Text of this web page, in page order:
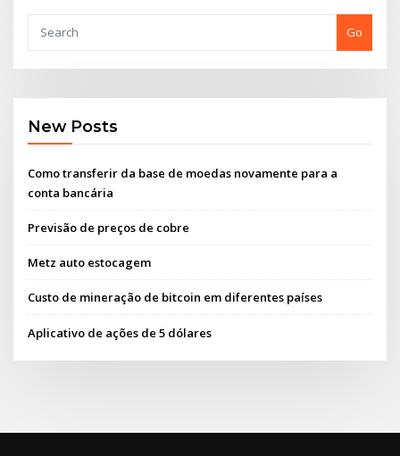
Go
New Posts
Como transferir da base de moedas novamente para a
conta bancária
Previsão de preços de cobre
Metz auto estocagem
Custo de mineração de bitcoin em diferentes países
Aplicativo de ações de 5 dólares